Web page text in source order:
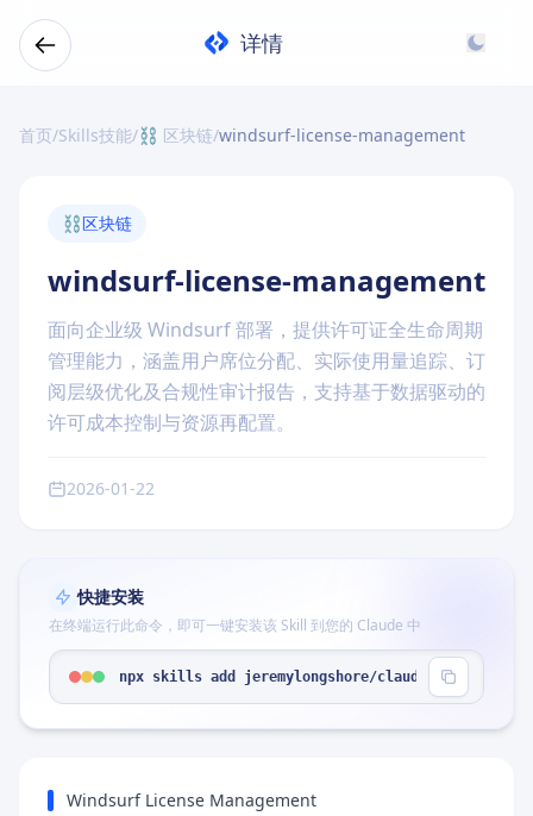
详情
首页/Skills技能/⛓️ 区块链/windsurf-license-management
⛓️区块链
windsurf-license-management
面向企业级 Windsurf 部署，提供许可证全生命周期
管理能力，涵盖用户席位分配、实际使用量追踪、订
阅层级优化及合规性审计报告，支持基于数据驱动的
许可成本控制与资源再配置。
2026-01-22
快捷安装
在终端运行此命令，即可一键安装该 Skill 到您的 Claude 中
npx skills add jeremylongshore/claude-code-
Windsurf License Management